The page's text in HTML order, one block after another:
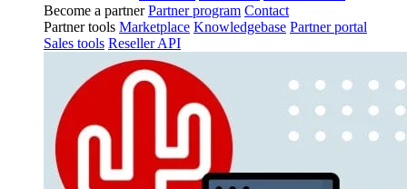
Become a partner Partner program Contact
Partner tools Marketplace Knowledgebase Partner portal
Sales tools Reseller API